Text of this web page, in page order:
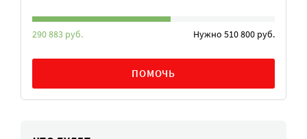
290 883 руб. Нужно 510 800 руб.
ПОМОЧЬ